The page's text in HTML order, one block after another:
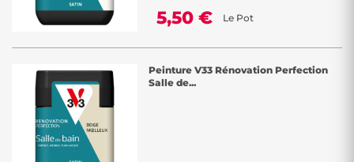
5,50 € Le Pot
Peinture V33 Rénovation Perfection
Salle de...